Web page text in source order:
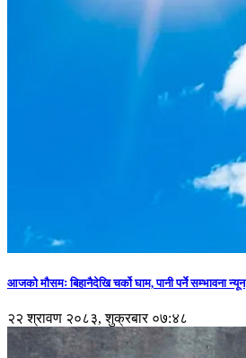
आजको मौसमः बिहानैदेखि चर्को घाम, पानी पर्ने सम्भावना न्यून
२२ श्रावण २०८३, शुक्रबार ०७:४८